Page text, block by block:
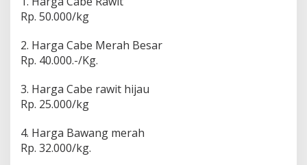
o
Rp. 50.000/kg
2. Harga Cabe Merah Besar
Rp. 40.000.-/Kg.
3. Harga Cabe rawit hijau
Rp. 25.000/kg
4. Harga Bawang merah
Rp. 32.000/kg.